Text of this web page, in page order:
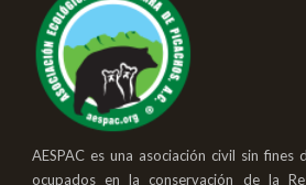
AESPAC es una asociación civil sin
ocupados en la conservación de la